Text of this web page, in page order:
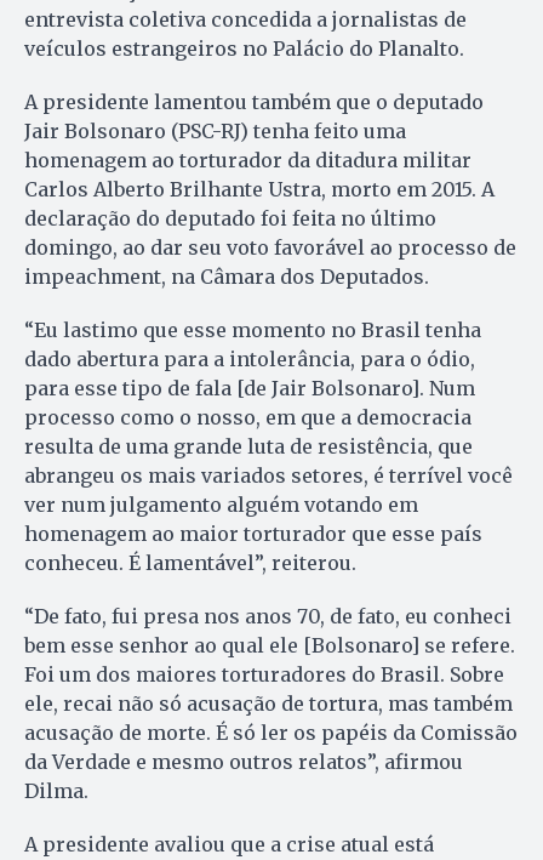
entrevista coletiva concedida a jornalistas de
veículos estrangeiros no Palácio do Planalto.
A presidente lamentou também que o deputado
Jair Bolsonaro (PSC-RJ) tenha feito uma
homenagem ao torturador da ditadura militar
Carlos Alberto Brilhante Ustra, morto em 2015. A
declaração do deputado foi feita no último
domingo, ao dar seu voto favorável ao processo de
impeachment, na Câmara dos Deputados.
“Eu lastimo que esse momento no Brasil tenha
dado abertura para a intolerância, para o ódio,
para esse tipo de fala [de Jair Bolsonaro]. Num
processo como o nosso, em que a democracia
resulta de uma grande luta de resistência, que
abrangeu os mais variados setores, é terrível você
ver num julgamento alguém votando em
homenagem ao maior torturador que esse país
conheceu. É lamentável”, reiterou.
“De fato, fui presa nos anos 70, de fato, eu conheci
bem esse senhor ao qual ele [Bolsonaro] se refere.
Foi um dos maiores torturadores do Brasil. Sobre
ele, recai não só acusação de tortura, mas também
acusação de morte. É só ler os papéis da Comissão
da Verdade e mesmo outros relatos”, afirmou
Dilma.
A presidente avaliou que a crise atual está